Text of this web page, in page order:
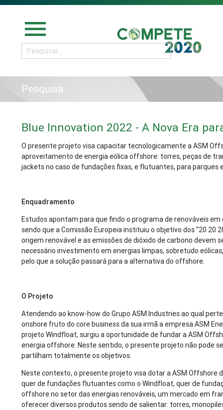
menu
Pesquisa
Blue Innovation 2022 - A Nova Era
O presente projeto visa capacitar tecnologicamente a ASM
aproveitamento de energia eólica offshore: torres, peças de
jackets no caso de fundações fixas, e flutuantes, para
Enquadramento
Estudos apontam para que findo o programa de renováveis
sendo que a Comissão Europeia instituiu o objetivo dos “20 20
origem renovável e as emissões de dióxido de carbono
necessário investimento em energias limpas, sobretudo
pelo que a solução passará para a alternativa do offshore.
O Projeto
Atendendo ao know-how do Grupo ASM Industries ao qual
onshore fruto do core business da sua irmã a empresa ASM
projeto Windfloat, surgiu a oportunidade de fundar a ASM
energia offshore. Neste sentido, o presente projeto não pode
partilham totalmente os objetivos.
Neste contexto, o presente projeto visa dotar a ASM
quer de fundações flutuantes como o Windfloat, quer de
offshore no setor das energias renováveis, um mercado em
oferecer diversos produtos sendo de salientar: torres,